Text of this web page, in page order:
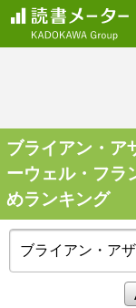
ブライアン・ア
ーウェル・フラ
めランキング